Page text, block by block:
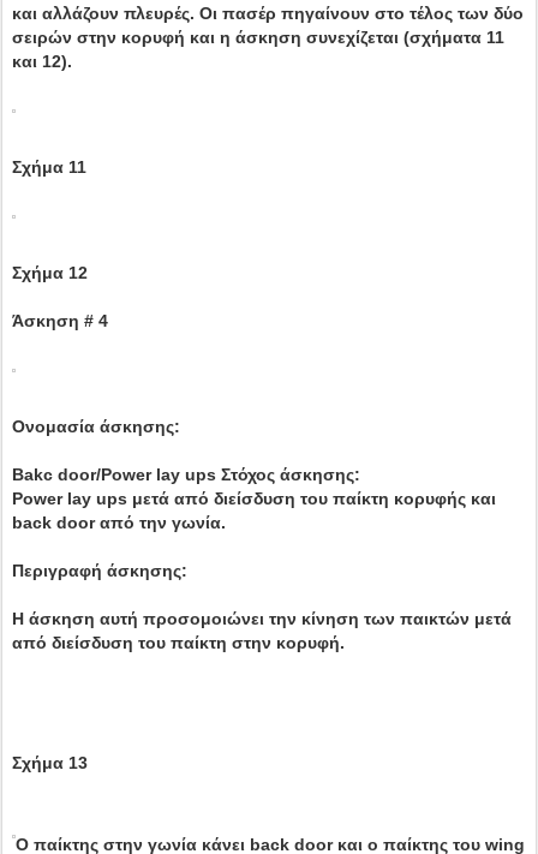
και αλλάζουν πλευρές. Οι πασέρ πηγαίνουν στο τέλος των δύο
σειρών στην κορυφή και η άσκηση συνεχίζεται (σχήματα 11
και 12).
Σχήμα 11
Σχήμα 12
Άσκηση # 4
Ονομασία άσκησης:
Bakc door/Power lay ups Στόχος άσκησης:
Power lay ups μετά από διείσδυση του παίκτη κορυφής και
back door από την γωνία.
Περιγραφή άσκησης:
Η άσκηση αυτή προσομοιώνει την κίνηση των παικτών μετά
από διείσδυση του παίκτη στην κορυφή.
Σχήμα 13
Ο παίκτης στην γωνία κάνει back door και ο παίκτης του wing